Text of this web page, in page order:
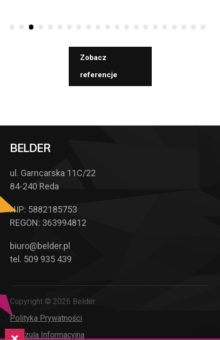
Zobacz
referencje
BELDER
ul. Garncarska 11C/22
84-240 Reda
NIP: 5882185753
REGON: 363994812
biuro@belder.pl
tel. 509 935 439
Copyright © 2026 Belder
Polityka Prywatności
Klauzula Informacyjna